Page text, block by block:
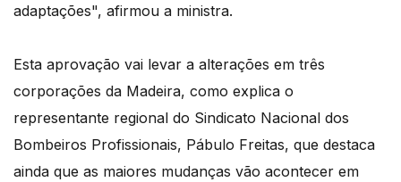
adaptações", afirmou a ministra.
Esta aprovação vai levar a alterações em três
corporações da Madeira, como explica o
representante regional do Sindicato Nacional dos
Bombeiros Profissionais, Pábulo Freitas, que destaca
ainda que as maiores mudanças vão acontecer em